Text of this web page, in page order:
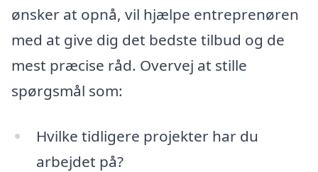
ønsker at opnå, vil hjælpe entreprenøren
med at give dig det bedste tilbud og de
mest præcise råd. Overvej at stille
spørgsmål som:
Hvilke tidligere projekter har du
arbejdet på?